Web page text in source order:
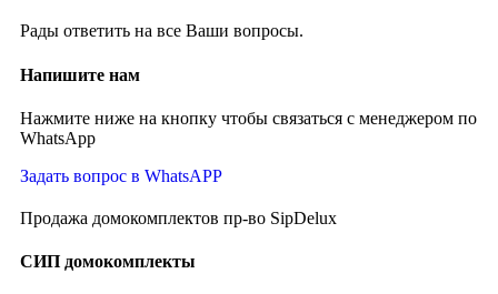
Рады ответить на все Ваши вопросы.
Напишите нам
Нажмите ниже на кнопку чтобы связаться с менеджером по
WhatsApp
Задать вопрос в WhatsAPP
Продажа домокомплектов пр-во SipDelux
СИП домокомплекты